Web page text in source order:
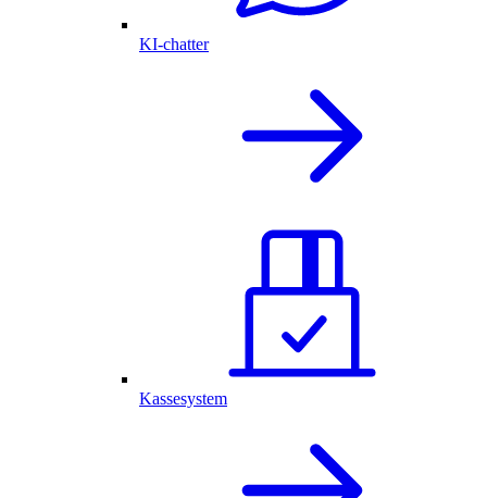
KI-chatter
Kassesystem